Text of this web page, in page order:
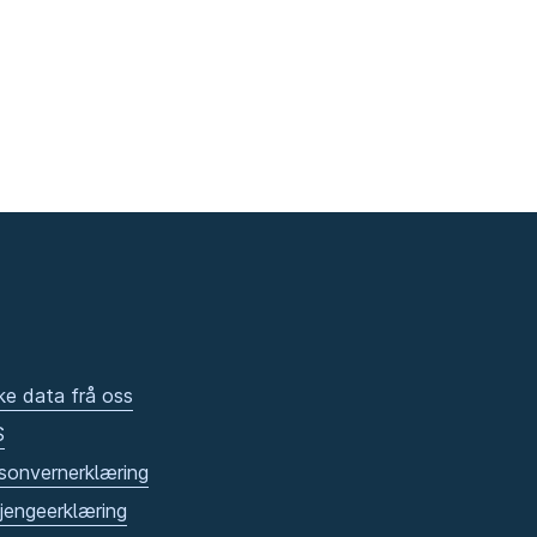
data frå oss